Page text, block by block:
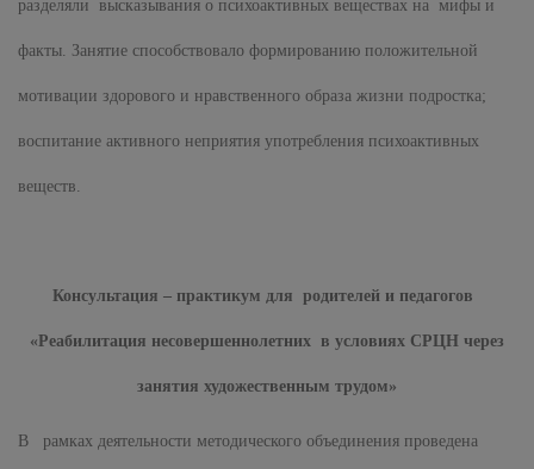
разделяли высказывания о психоактивных веществах на мифы и
факты. Занятие способствовало формированию положительной
мотивации здорового и нравственного образа жизни подростка;
воспитание активного неприятия употребления психоактивных
веществ.
Консультация – практикум для родителей и педагогов
«Реабилитация несовершеннолетних в условиях СРЦН через
занятия художественным трудом»
В рамках деятельности методического объединения проведена